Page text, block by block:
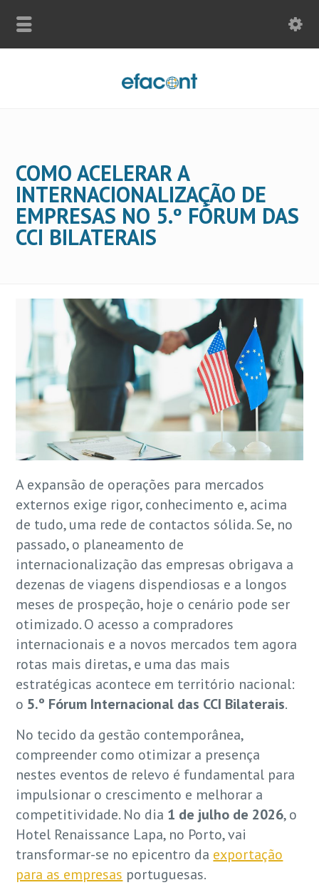
COMO ACELERAR A
INTERNACIONALIZAÇÃO DE
EMPRESAS NO 5.º FÓRUM DAS
CCI BILATERAIS
A expansão de operações para mercados
externos exige rigor, conhecimento e, acima
de tudo, uma rede de contactos sólida. Se, no
passado, o planeamento de
internacionalização das empresas obrigava a
dezenas de viagens dispendiosas e a longos
meses de prospeção, hoje o cenário pode ser
otimizado. O acesso a compradores
internacionais e a novos mercados tem agora
rotas mais diretas, e uma das mais
estratégicas acontece em território nacional:
o 5.º Fórum Internacional das CCI Bilaterais.
No tecido da gestão contemporânea,
compreender como otimizar a presença
nestes eventos de relevo é fundamental para
impulsionar o crescimento e melhorar a
competitividade. No dia 1 de julho de 2026, o
Hotel Renaissance Lapa, no Porto, vai
transformar-se no epicentro da exportação
para as empresas portuguesas.